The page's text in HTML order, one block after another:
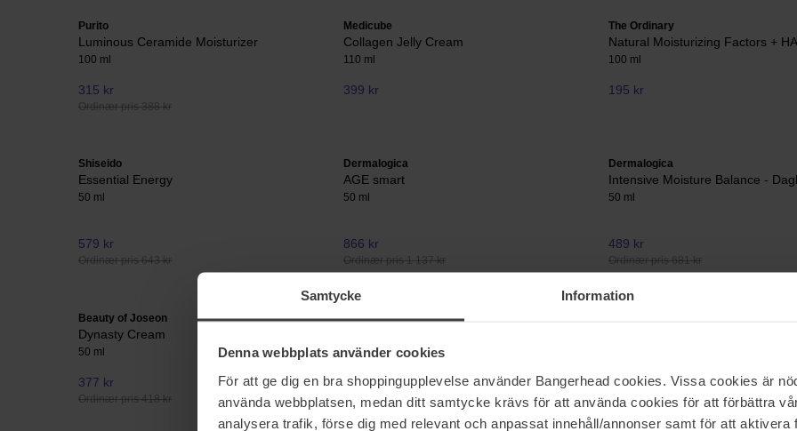
Samtycke Information
Denna webbplats använder cookies
För att ge dig en bra shoppingupplevelse använder Bangerhead cookies. Vissa cookies är
använda webbplatsen, medan ditt samtycke krävs för att använda cookies för att förbättra
analysera trafik, förse dig med relevant och anpassat innehåll/annonser samt för att aktivera
Purito
Luminous Ceramide Moisturizer
100 ml
315 kr
Ordinær pris 388 kr
Medicube
Collagen Jelly Cream
110 ml
399 kr
The Ordinary
Natural Moisturizing Factors + HA
100 ml
195 kr
Shiseido
Essential Energy
50 ml
579 kr
Ordinær pris 643 kr
Dermalogica
AGE smart
50 ml
866 kr
Ordinær pris 1 137 kr
Dermalogica
Intensive Moisture Balance -
50 ml
489 kr
Ordinær pris 681 kr
Beauty of Joseon
Dynasty Cream
50 ml
377 kr
Ordinær pris 418 kr
Dermalogica
50 ml
1 020 kr
Ordinær pris 1 321 kr
806 kr
Ordinær pris 895 kr